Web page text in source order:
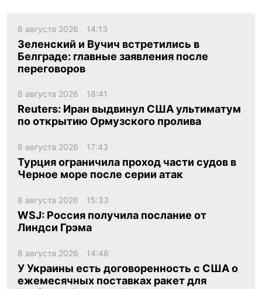
8 августа 2026 14:13
Зеленский и Вучич встретились в
Белграде: главные заявления после
переговоров
8 августа 2026 18:41
Reuters: Иран выдвинул США ультиматум
по открытию Ормузского пролива
8 августа 2026 17:43
Турция ограничила проход части судов в
Черное море после серии атак
8 августа 2026 15:33
WSJ: Россия получила послание от
Линдси Грэма
8 августа 2026 14:48
У Украины есть договоренность с США о
ежемесячных поставках ракет для